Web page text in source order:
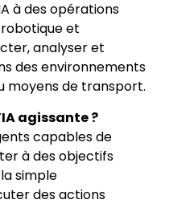
à des opérations
et
analyser et
des environnements
moyens de transport.
agissante ?
capables de
à des objectifs
simple
des actions